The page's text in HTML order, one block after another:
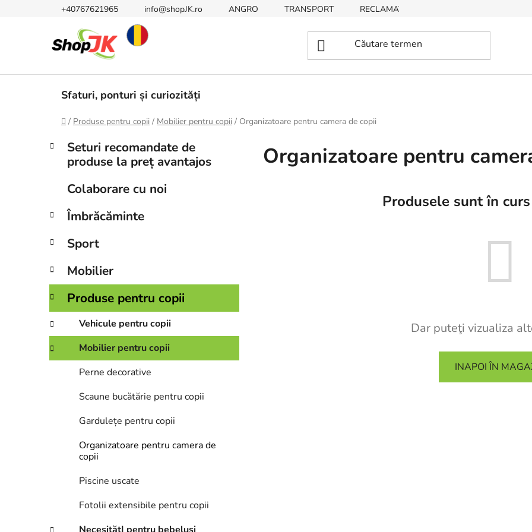
+40767621965 info@shopJK.ro ANGRO TRANSPORT RECLAMAȚII, RETURNĂRI DE BUNURI
Sfaturi, ponturi și curiozități
Acasă
/ Produse pentru copii / Mobilier pentru copii / Organizatoare pentru camera de copii
B
a
e
r
a
l
ă
peste
categorii
C
a
r
i
Seturi recomandate de
produse la preț avantajos
Colaborare cu noi
Îmbrăcăminte
Sport
Mobilier
Produse pentru copii
Vehicule pentru copii
Mobilier pentru copii
Perne decorative
Scaune bucătărie pentru copii
Gardulețe pentru copii
Organizatoare pentru camera de
copii
Piscine uscate
Fotolii extensibile pentru copii
Organizatoare pentru
Produsele sunt în
Dar puteţi vizualiza
INAPOI ÎN